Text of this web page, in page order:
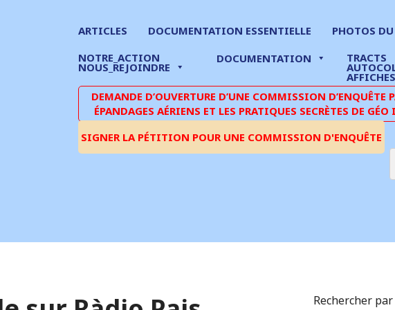
ARTICLES DOCUMENTATION ESSENTIELLE
PHOTOS
NOTRE_ACTION
NOUS_REJOINDRE
DOCUMENTATION TRACTS
AFFICHES
DEMANDE D’OUVERTURE D’UNE COMMISSION D’ENQUÊTE
ÉPANDAGES AÉRIENS ET LES PRATIQUES SECRÈTES DE
SIGNER LA PÉTITION POUR UNE COMMISSION D'ENQUÊTE
Rechercher